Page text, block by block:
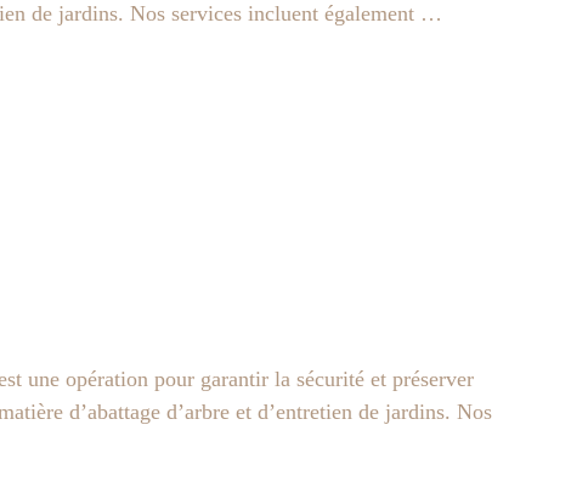
de jardins. Nos services incluent également …
une opération pour garantir la sécurité et préserver
d’abattage d’arbre et d’entretien de jardins. Nos